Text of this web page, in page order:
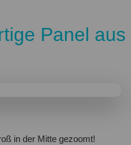
Panel aus
in der Mitte gezoomt!